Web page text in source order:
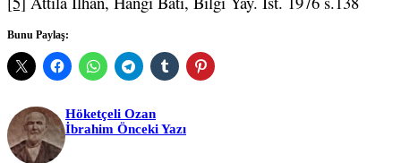
Bunu Paylaş:
Höketçeli Ozan
İbrahim Önceki Yazı